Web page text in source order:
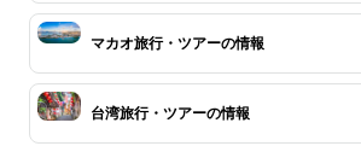
マカオ旅行・ツアーの情報
台湾旅行・ツアーの情報